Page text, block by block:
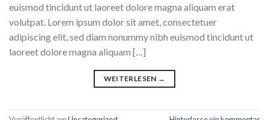
euismod tincidunt ut laoreet dolore magna aliquam erat
volutpat. Lorem ipsum dolor sit amet, consectetuer
adipiscing elit, sed diam nonummy nibh euismod tincidunt ut
laoreet dolore magna aliquam […]
WEITERLESEN →